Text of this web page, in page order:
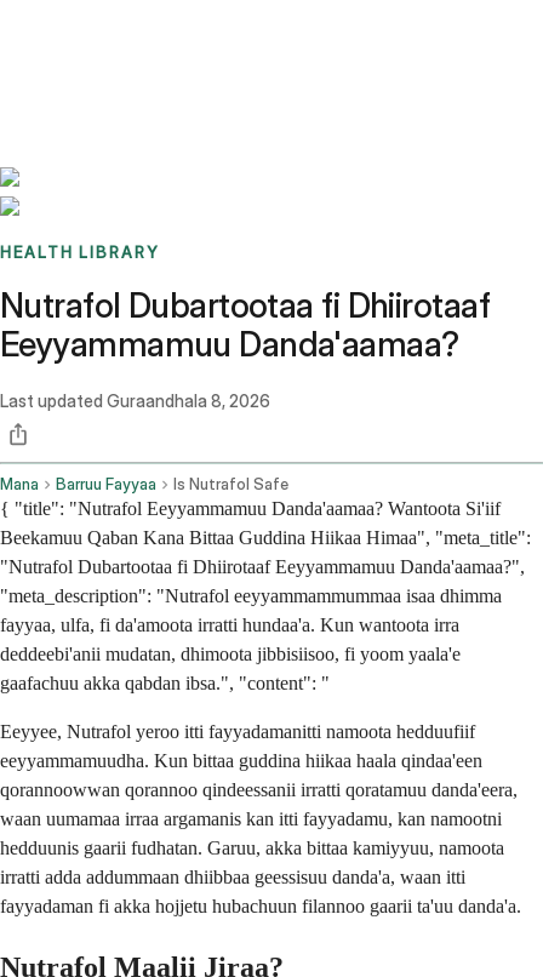
HEALTH LIBRARY
Nutrafol Dubartootaa fi Dhiirotaaf
Eeyyammamuu Danda'aamaa?
Last updated Guraandhala 8, 2026
Mana Barruu Fayyaa Is Nutrafol Safe
{ "title": "Nutrafol Eeyyammamuu Danda'aamaa? Wantoota Si'iif
Beekamuu Qaban Kana Bittaa Guddina Hiikaa Himaa", "meta_title":
"Nutrafol Dubartootaa fi Dhiirotaaf Eeyyammamuu Danda'aamaa?",
"meta_description": "Nutrafol eeyyammammummaa isaa dhimma
fayyaa, ulfa, fi da'amoota irratti hundaa'a. Kun wantoota irra
deddeebi'anii mudatan, dhimoota jibbisiisoo, fi yoom yaala'e
gaafachuu akka qabdan ibsa.", "content": "
Eeyyee, Nutrafol yeroo itti fayyadamanitti namoota hedduufiif
eeyyammamuudha. Kun bittaa guddina hiikaa haala qindaa'een
qorannoowwan qorannoo qindeessanii irratti qoratamuu danda'eera,
waan uumamaa irraa argamanis kan itti fayyadamu, kan namootni
hedduunis gaarii fudhatan. Garuu, akka bittaa kamiyyuu, namoota
irratti adda addummaan dhiibbaa geessisuu danda'a, waan itti
fayyadaman fi akka hojjetu hubachuun filannoo gaarii ta'uu danda'a.
Nutrafol Maalii Jiraa?